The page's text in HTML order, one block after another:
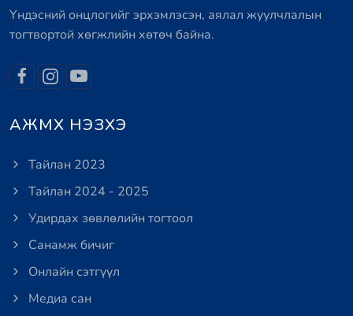
Үндэсний онцлогийг эрхэмлэсэн, аялал жуулчлалын
тогтвортой хөгжлийн хөтөч байна.
АЖМХ НЭЗХЭ
Тайлан 2023
Тайлан 2024 - 2025
Удирдах зөвлөлийн тогтоол
Санамж бичиг
Онлайн сэтгүүл
Медиа сан